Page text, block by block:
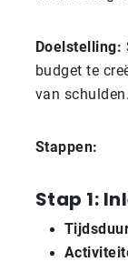
Doelstelling:
budget te
van schulden.
Stappen:
Stap 1: